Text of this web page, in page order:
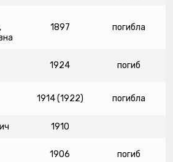
1897 погибла
1924 погиб
1914 (1922) погибла
1910
1906 погиб